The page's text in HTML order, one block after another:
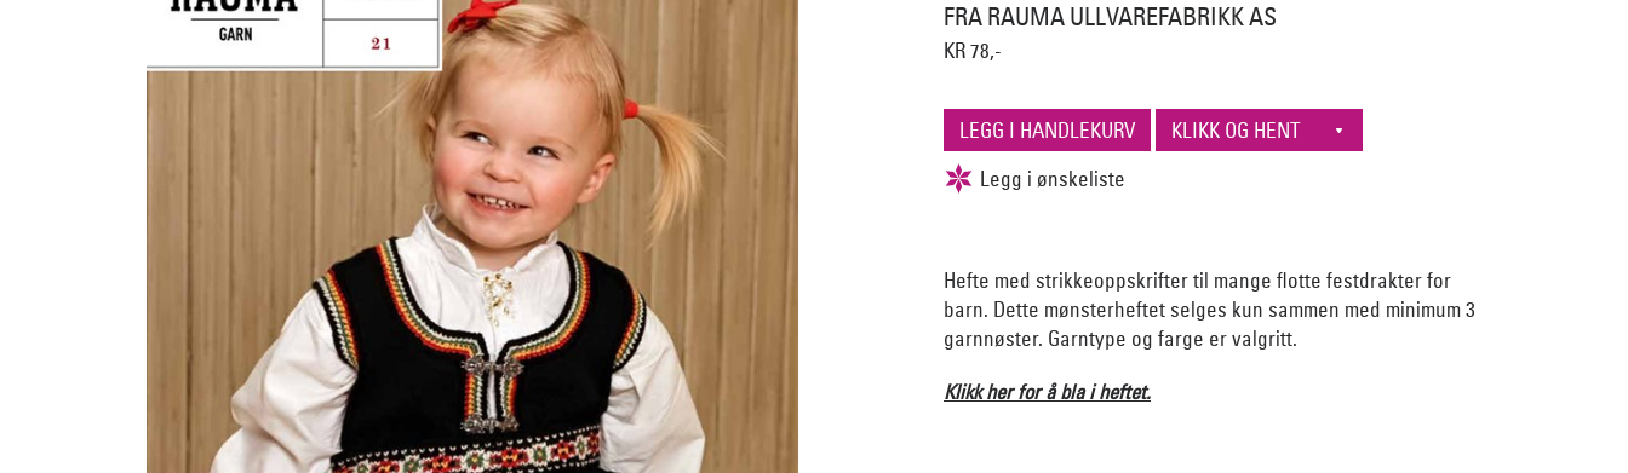
FRA RAUMA ULLVAREFABRIKK AS
KR 78,-
Hefte med strikkeoppskrifter til mange flotte festdrakter for
barn. Dette mønsterheftet selges kun sammen med minimum 3
garnnøster. Garntype og farge er valgritt.
Klikk her for å bla i heftet.